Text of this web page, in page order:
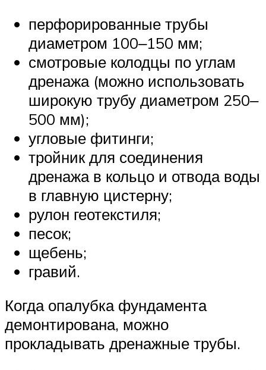
перфорированные трубы
диаметром 100‒150 мм;
смотровые колодцы по углам
дренажа (можно использовать
широкую трубу диаметром 250‒
500 мм);
угловые фитинги;
тройник для соединения
дренажа в кольцо и отвода воды
в главную цистерну;
рулон геотекстиля;
песок;
щебень;
гравий.
Когда опалубка фундамента
демонтирована, можно
прокладывать дренажные трубы.